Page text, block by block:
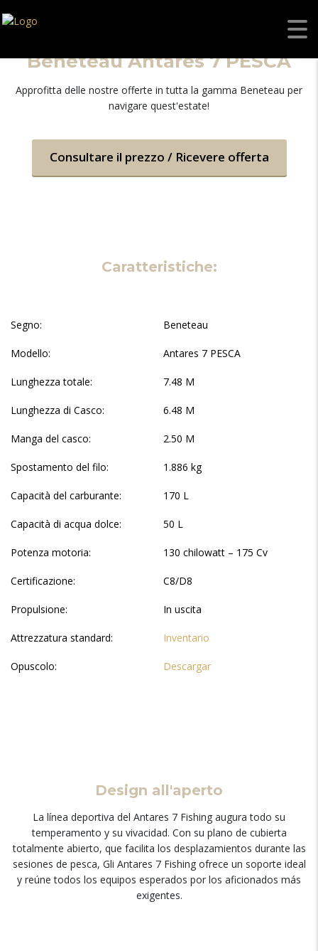
Beneteau Antares 7 PESCA
Approfitta delle nostre offerte in tutta la gamma Beneteau per
navigare quest'estate!
Consultare il prezzo / Ricevere offerta
Caratteristiche:
Segno: Beneteau
Modello: Antares 7 PESCA
Lunghezza totale: 7.48 M
Lunghezza di Casco: 6.48 M
Manga del casco: 2.50 M
Spostamento del filo: 1.886 kg
Capacità del carburante: 170 L
Capacità di acqua dolce: 50 L
Potenza motoria: 130 chilowatt – 175 Cv
Certificazione: C8/D8
Propulsione: In uscita
Attrezzatura standard: Inventario
Opuscolo: Descargar
Design all'aperto
La línea deportiva del Antares 7 Fishing augura todo su
temperamento y su vivacidad. Con su plano de cubierta
totalmente abierto, que facilita los desplazamientos durante las
sesiones de pesca, Gli Antares 7 Fishing ofrece un soporte ideal
y reúne todos los equipos esperados por los aficionados más
exigentes.